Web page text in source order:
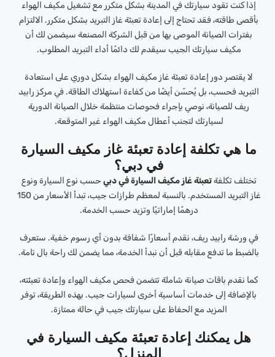
إذا كنت تقود سيارتك في المدينة بشكل متكرر مع تشغيل مكيف الهواء
بأقصى طاقته، فقد تحتاج إلى إعادة تعبئة غاز التبريد بشكل متكرر. الالتزام
بفترات الصيانة الموصى بها من قبل الشركة المصنعة سيضمن لك أن
مكيف سيارتك الجيب سيقدم لك دائمًا أداء التبريد المطلوب.
لا يقتصر دور إعادة تعبئة غاز مكيف الهواء بشكل دوري على استعادة
التبريد فحسب، بل يُحسّن أيضًا من كفاءة استهلاك الطاقة. في مركز رابيد
ريف للصيانة، نوصي بإجراء فحوصات منتظمة خلال الصيانة الدورية
لسيارتك لتجنب أعطال مكيف الهواء غير المتوقعة.
ما هي تكلفة إعادة تعبئة غاز مكيف السيارة
في دبي؟
تختلف تكلفةتعبئة غاز مكيف السيارة في دبي حسب نوع السيارة ونوع
غاز التبريد المستخدم. بالنسبة لمعظم طرازات جيب، تبدأ الأسعار من 150
درهمًا إماراتيًا وتزيد حسب الخدمة.
في ورشة رابيد ريف، نقدم أسعارًا شفافة بدون أي رسوم خفية. ستعرف
بالضبط ما تدفع مقابله قبل أن نبدأ الخدمة، مما يضمن لك راحة بال تامة.
كما نقدم باقات صيانة شاملة تتضمن فحص مكيف الهواء وإعادة تعبئته،
بالإضافة إلى خدمات أساسية أخرى لسيارات جيب. بهذه الطريقة، توفر
المزيد مع الحفاظ على سيارتك جيب في حالة ممتازة.
هل يمكنك إعادة تعبئة مكيف السيارة في